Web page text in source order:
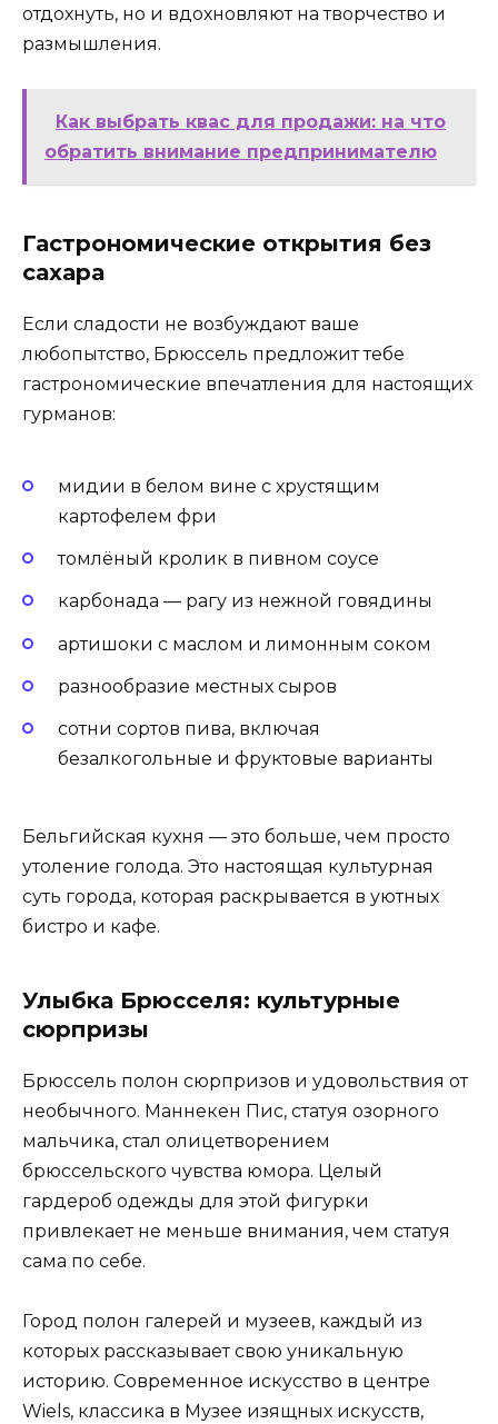
отдохнуть, но и вдохновляют на творчество и
размышления.
Как выбрать квас для продажи: на что
обратить внимание предпринимателю
Гастрономические открытия без
сахара
Если сладости не возбуждают ваше
любопытство, Брюссель предложит тебе
гастрономические впечатления для настоящих
гурманов:
мидии в белом вине с хрустящим
картофелем фри
томлёный кролик в пивном соусе
карбонада — рагу из нежной говядины
артишоки с маслом и лимонным соком
разнообразие местных сыров
сотни сортов пива, включая
безалкогольные и фруктовые варианты
Бельгийская кухня — это больше, чем просто
утоление голода. Это настоящая культурная
суть города, которая раскрывается в уютных
бистро и кафе.
Улыбка Брюсселя: культурные
сюрпризы
Брюссель полон сюрпризов и удовольствия от
необычного. Маннекен Пис, статуя озорного
мальчика, стал олицетворением
брюссельского чувства юмора. Целый
гардероб одежды для этой фигурки
привлекает не меньше внимания, чем статуя
сама по себе.
Город полон галерей и музеев, каждый из
которых рассказывает свою уникальную
историю. Современное искусство в центре
Wiels, классика в Музее изящных искусств,